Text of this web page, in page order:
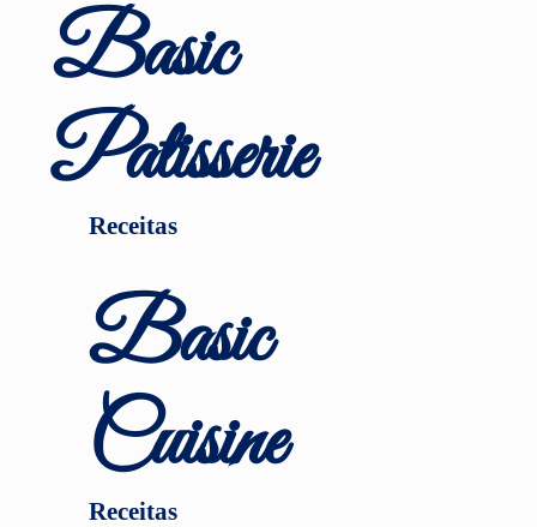
Basic
Patisserie
Receitas
Basic
Cuisine
Receitas